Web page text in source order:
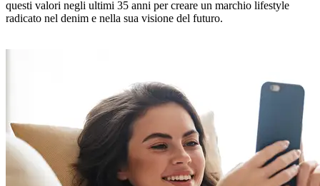
questi valori negli ultimi 35 anni per creare un marchio lifestyle
radicato nel denim e nella sua visione del futuro.